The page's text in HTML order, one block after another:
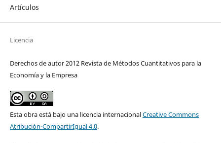
Artículos
Licencia
Derechos de autor 2012 Revista de Métodos Cuantitativos para la
Economía y la Empresa
Esta obra está bajo una licencia internacionalCreative Commons
Atribución-CompartirIgual 4.0.